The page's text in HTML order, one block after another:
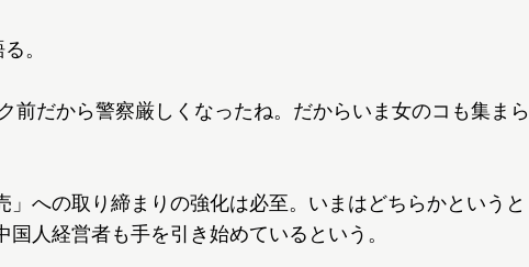
。
前だから警察厳しくなったね。だからいま女のコも集まら
への取り締まりの強化は必至。いまはどちらかというと
人経営者も手を引き始めているという。